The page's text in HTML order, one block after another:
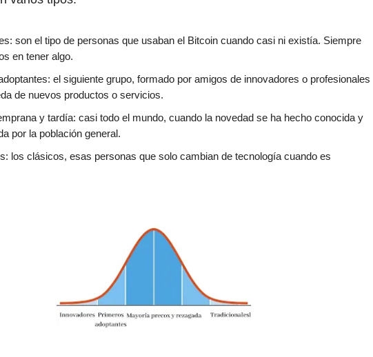
son el tipo de personas que usaban el Bitcoin cuando casi ni existía. Siempre
en tener algo.
el siguiente grupo, formado por amigos de innovadores o profesionales
de nuevos productos o servicios.
y tardía: casi todo el mundo, cuando la novedad se ha hecho conocida y
por la población general.
los clásicos, esas personas que solo cambian de tecnología cuando es